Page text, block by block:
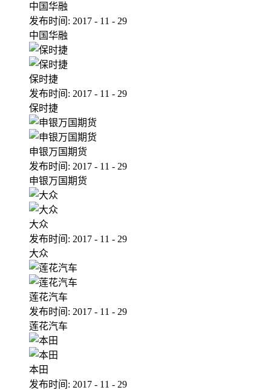
中国华融
发布时间: 2017 - 11 - 29
中国华融
保时捷
发布时间: 2017 - 11 - 29
保时捷
申银万国期货
发布时间: 2017 - 11 - 29
申银万国期货
大众
发布时间: 2017 - 11 - 29
大众
莲花汽车
发布时间: 2017 - 11 - 29
莲花汽车
本田
发布时间: 2017 - 11 - 29